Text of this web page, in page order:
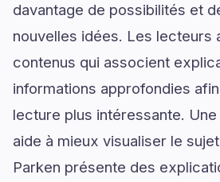
davantage de possibilités et
nouvelles idées. Les lecteurs
contenus qui associent
informations approfondies
lecture plus intéressante.
aide à mieux visualiser le
Parken présente des